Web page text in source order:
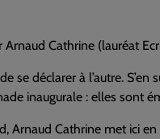
Cathrine (lauréat
déclarer à l’autre.
inaugurale : elles sont
Cathrine met ici